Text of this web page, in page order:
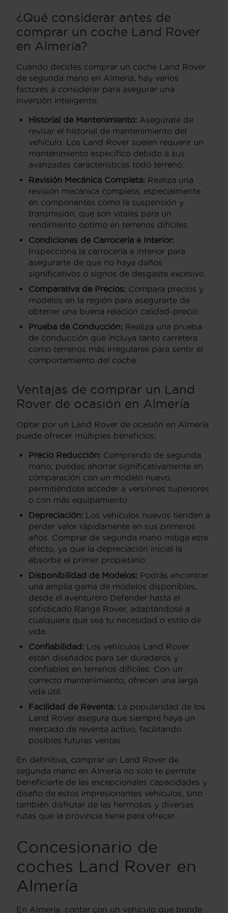
¿Qué considerar antes de
comprar un coche Land Rover
en Almería?
Cuando decides comprar un coche Land Rover
de segunda mano en Almería, hay varios
factores a considerar para asegurar una
inversión inteligente:
Historial de Mantenimiento: Asegúrate de
revisar el historial de mantenimiento del
vehículo. Los Land Rover suelen requerir un
mantenimiento específico debido a sus
avanzadas características todo terreno.
Revisión Mecánica Completa: Realiza una
revisión mecánica completa, especialmente
en componentes como la suspensión y
transmisión, que son vitales para un
rendimiento óptimo en terrenos difíciles.
Condiciones de Carrocería e Interior:
Inspecciona la carrocería e interior para
asegurarte de que no haya daños
significativos o signos de desgaste excesivo.
Comparativa de Precios: Compara precios y
modelos en la región para asegurarte de
obtener una buena relación calidad-precio.
Prueba de Conducción: Realiza una prueba
de conducción que incluya tanto carretera
como terrenos más irregulares para sentir el
comportamiento del coche.
Ventajas de comprar un Land
Rover de ocasión en Almería
Optar por un Land Rover de ocasión en Almería
puede ofrecer múltiples beneficios:
Precio Reducción: Comprando de segunda
mano, puedes ahorrar significativamente en
comparación con un modelo nuevo,
permitiéndote acceder a versiones superiores
o con más equipamiento.
Depreciación: Los vehículos nuevos tienden a
perder valor rápidamente en sus primeros
años. Comprar de segunda mano mitiga este
efecto, ya que la depreciación inicial la
absorbe el primer propietario.
Disponibilidad de Modelos: Podrás encontrar
una amplia gama de modelos disponibles,
desde el aventurero Defender hasta el
sofisticado Range Rover, adaptándose a
cualquiera que sea tu necesidad o estilo de
vida.
Confiabilidad: Los vehículos Land Rover
están diseñados para ser duraderos y
confiables en terrenos difíciles. Con un
correcto mantenimiento, ofrecen una larga
vida útil.
Facilidad de Reventa: La popularidad de los
Land Rover asegura que siempre haya un
mercado de reventa activo, facilitando
posibles futuras ventas.
En definitiva, comprar un Land Rover de
segunda mano en Almería no solo te permite
beneficiarte de las excepcionales capacidades y
diseño de estos impresionantes vehículos, sino
también disfrutar de las hermosas y diversas
rutas que la provincia tiene para ofrecer.
Concesionario de
coches Land Rover en
Almería
En Almería, contar con un vehículo que brinde